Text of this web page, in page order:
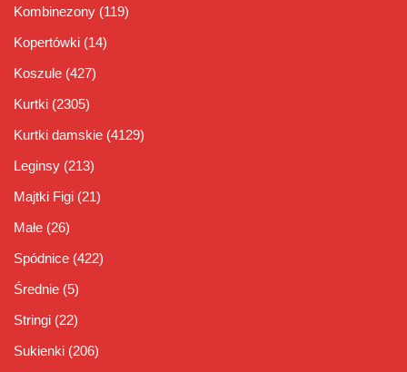
Kombinezony (119)
Kopertówki (14)
Koszule (427)
Kurtki (2305)
Kurtki damskie (4129)
Leginsy (213)
Majtki Figi (21)
Małe (26)
Spódnice (422)
Średnie (5)
Stringi (22)
Sukienki (206)